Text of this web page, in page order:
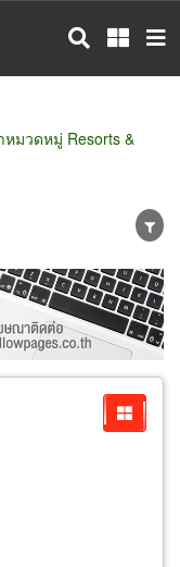
มวดหมู่ Resorts &
ตัวแทนจัดจำหน่าย